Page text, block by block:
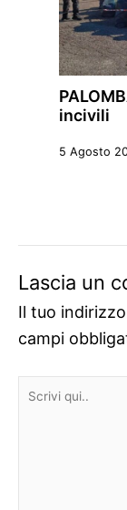
incivili
5 Agosto
Lascia un
Il tuo
campi
Scrivi